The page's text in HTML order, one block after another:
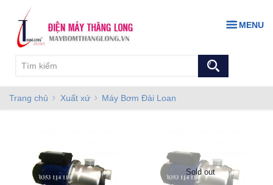
MENU
Trang chủ Xuất xứ Máy Bơm Đài Loan
Sold out